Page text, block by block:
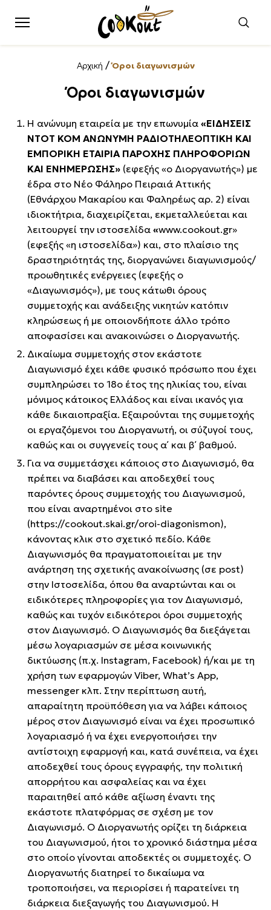
Αρχική /Όροι διαγωνισμών
Όροι διαγωνισμών
H ανώνυμη εταιρεία με την επωνυμία «ΕΙΔΗΣΕΙΣ
ΝΤΟΤ ΚΟΜ ΑΝΩΝΥΜΗ ΡΑΔΙΟΤΗΛΕΟΠΤΙΚΗ ΚΑΙ
ΕΜΠΟΡΙΚΗ ΕΤΑΙΡΙΑ ΠΑΡΟΧΗΣ ΠΛΗΡΟΦΟΡΙΩΝ
ΚΑΙ ΕΝΗΜΕΡΩΣΗΣ» (εφεξής «ο Διοργανωτής») με
έδρα στο Νέο Φάληρο Πειραιά Αττικής
(Εθνάρχου Μακαρίου και Φαληρέως αρ. 2) είναι
ιδιοκτήτρια, διαχειρίζεται, εκμεταλλεύεται και
λειτουργεί την ιστοσελίδα «www.cookout.gr»
(εφεξής «η ιστοσελίδα») και, στο πλαίσιο της
δραστηριότητάς της, διοργανώνει διαγωνισμούς/
προωθητικές ενέργειες (εφεξής ο
«Διαγωνισμός»), με τους κάτωθι όρους
συμμετοχής και ανάδειξης νικητών κατόπιν
κληρώσεως ή με οποιονδήποτε άλλο τρόπο
αποφασίσει και ανακοινώσει ο Διοργανωτής.
Δικαίωμα συμμετοχής στον εκάστοτε
Διαγωνισμό έχει κάθε φυσικό πρόσωπο που έχει
συμπληρώσει το 18ο έτος της ηλικίας του, είναι
μόνιμος κάτοικος Ελλάδος και είναι ικανός για
κάθε δικαιοπραξία. Εξαιρούνται της συμμετοχής
οι εργαζόμενοι του Διοργανωτή, οι σύζυγοί τους,
καθώς και οι συγγενείς τους α΄ και β΄ βαθμού.
Για να συμμετάσχει κάποιος στο Διαγωνισμό, θα
πρέπει να διαβάσει και αποδεχθεί τους
παρόντες όρους συμμετοχής του Διαγωνισμού,
που είναι αναρτημένοι στο site
(https://cookout.skai.gr/oroi-diagonismon),
κάνοντας κλικ στο σχετικό πεδίο. Κάθε
Διαγωνισμός θα πραγματοποιείται με την
ανάρτηση της σχετικής ανακοίνωσης (σε post)
στην Ιστοσελίδα, όπου θα αναρτώνται και οι
ειδικότερες πληροφορίες για τον Διαγωνισμό,
καθώς και τυχόν ειδικότεροι όροι συμμετοχής
στον Διαγωνισμό. Ο Διαγωνισμός θα διεξάγεται
μέσω λογαριασμών σε μέσα κοινωνικής
δικτύωσης (π.χ. Instagram, Facebook) ή/και με τη
χρήση των εφαρμογών Viber, What’s App,
messenger κλπ. Στην περίπτωση αυτή,
απαραίτητη προϋπόθεση για να λάβει κάποιος
μέρος στον Διαγωνισμό είναι να έχει προσωπικό
λογαριασμό ή να έχει ενεργοποιήσει την
αντίστοιχη εφαρμογή και, κατά συνέπεια, να έχει
αποδεχθεί τους όρους εγγραφής, την πολιτική
απορρήτου και ασφαλείας και να έχει
παραιτηθεί από κάθε αξίωση έναντι της
εκάστοτε πλατφόρμας σε σχέση με τον
Διαγωνισμό. Ο Διοργανωτής ορίζει τη διάρκεια
του Διαγωνισμού, ήτοι το χρονικό διάστημα μέσα
στο οποίο γίνονται αποδεκτές οι συμμετοχές. Ο
Διοργανωτής διατηρεί το δικαίωμα να
τροποποιήσει, να περιορίσει ή παρατείνει τη
διάρκεια διεξαγωγής του Διαγωνισμού. Η